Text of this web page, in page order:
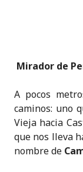
Mirador de
A pocos
caminos: uno
Vieja hacia
que nos lleva
nombre de